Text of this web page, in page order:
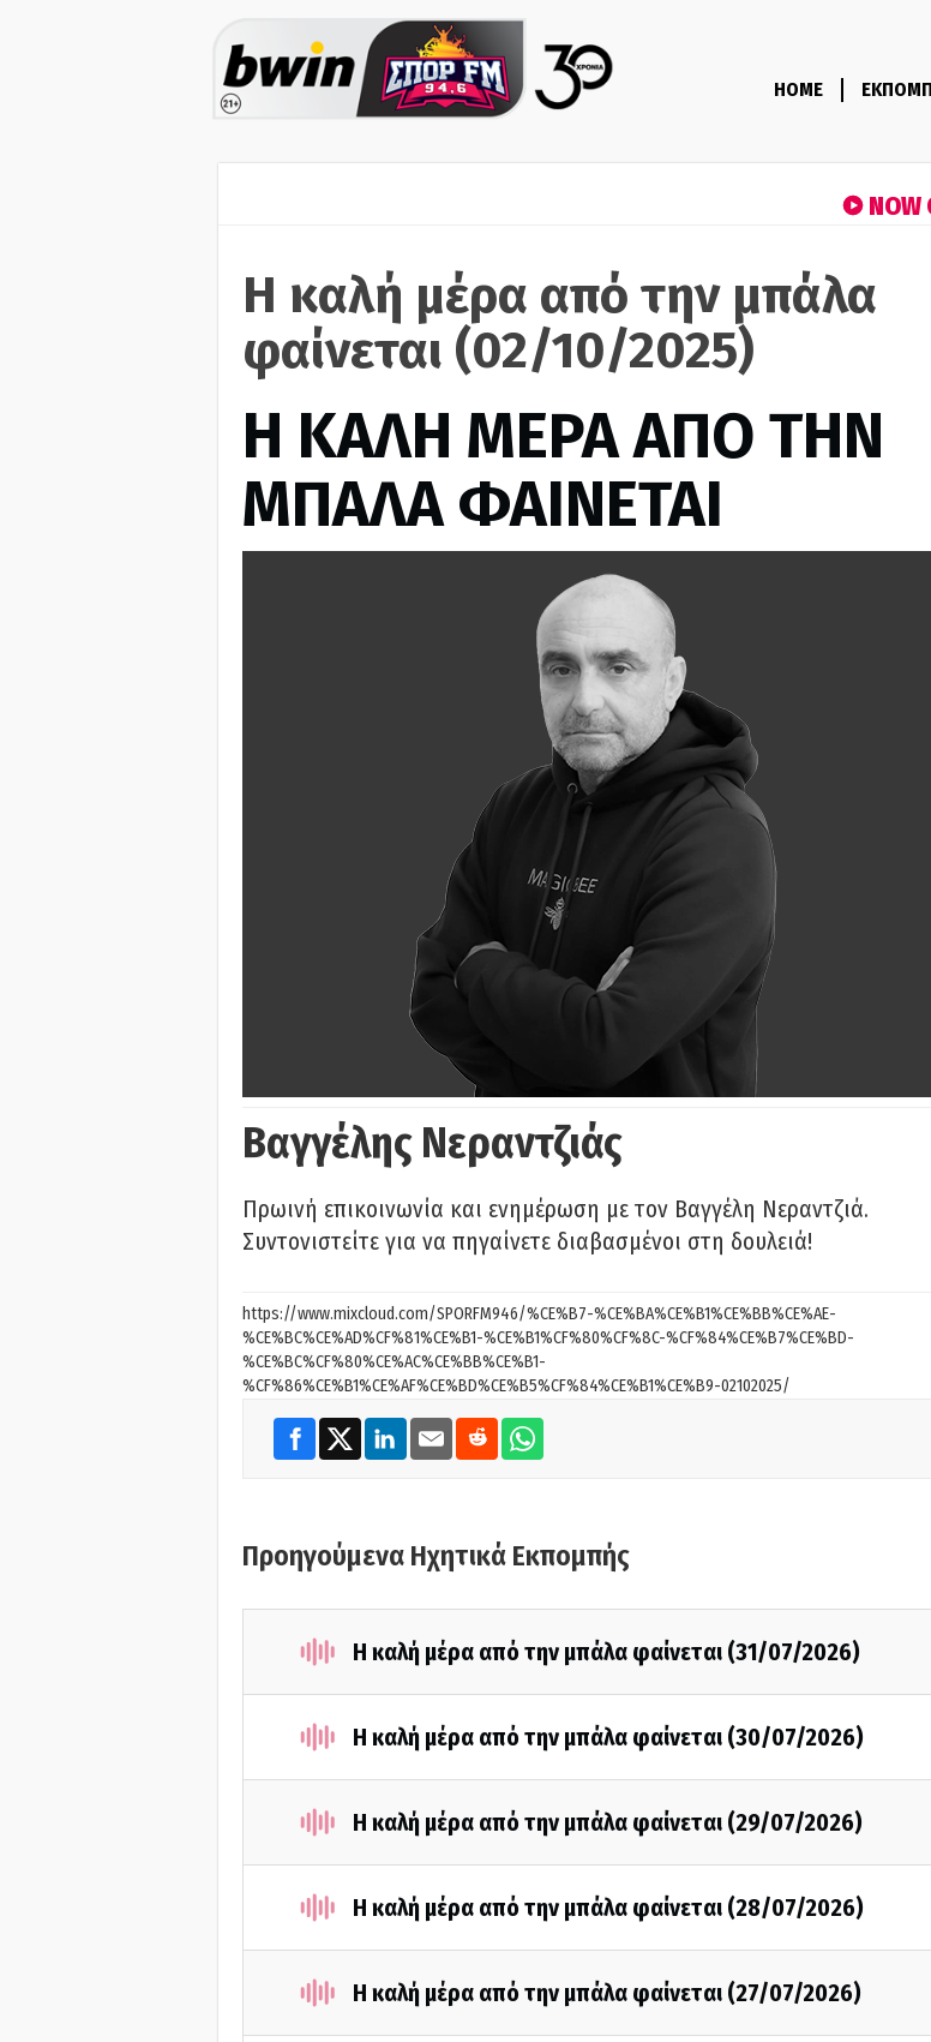
HOME
NOW
Η καλή μέρα από την μπάλα
φαίνεται (02/10/2025)
H ΚΑΛΗ ΜΕΡΑ ΑΠΟ ΤΗΝ
ΜΠΑΛΑ ΦΑΙΝΕΤΑΙ
Βαγγέλης Νεραντζιάς
Πρωινή επικοινωνία και ενημέρωση με τον Βαγγέλη Νεραντζιά.
Συντονιστείτε για να πηγαίνετε διαβασμένοι στη δουλειά!
https://www.mixcloud.com/SPORFM946/%CE%B7-%CE%BA%CE%B1%CE%BB%CE%AE-
%CE%BC%CE%AD%CF%81%CE%B1-%CE%B1%CF%80%CF%8C-%CF%84%CE%B7%CE%BD-
%CE%BC%CF%80%CE%AC%CE%BB%CE%B1-
%CF%86%CE%B1%CE%AF%CE%BD%CE%B5%CF%84%CE%B1%CE%B9-02102025/
Προηγούμενα Ηχητικά Εκπομπής
Η καλή μέρα από την μπάλα φαίνεται (31/07/2026)
Η καλή μέρα από την μπάλα φαίνεται (30/07/2026)
Η καλή μέρα από την μπάλα φαίνεται (29/07/2026)
Η καλή μέρα από την μπάλα φαίνεται (28/07/2026)
Η καλή μέρα από την μπάλα φαίνεται (27/07/2026)